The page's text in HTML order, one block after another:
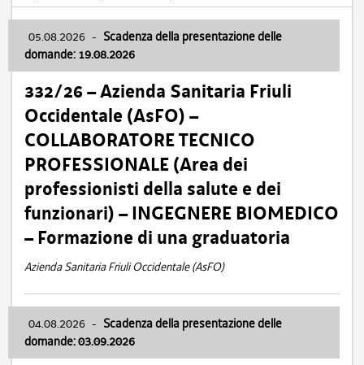
05.08.2026 - Scadenza della presentazione delle
domande: 19.08.2026
332/26 – Azienda Sanitaria Friuli
Occidentale (AsFO) –
COLLABORATORE TECNICO
PROFESSIONALE (Area dei
professionisti della salute e dei
funzionari) – INGEGNERE BIOMEDICO
– Formazione di una graduatoria
Azienda Sanitaria Friuli Occidentale (AsFO)
04.08.2026 - Scadenza della presentazione delle
domande: 03.09.2026